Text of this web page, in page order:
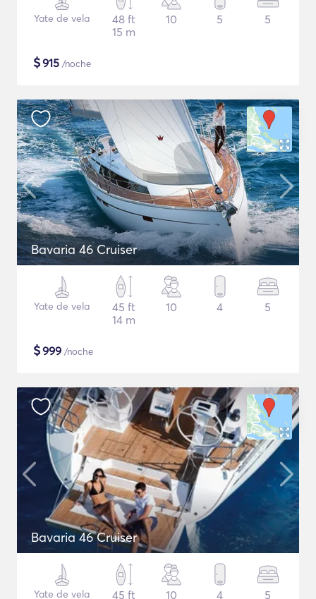
Yate de vela
48 ft
15 m
10 5 5
$915 /noche
Bavaria 46 Cruiser
Yate de vela
45 ft
14 m
10 4 5
$999 /noche
Bavaria 46 Cruiser
Yate de vela
45 ft
10 4 5